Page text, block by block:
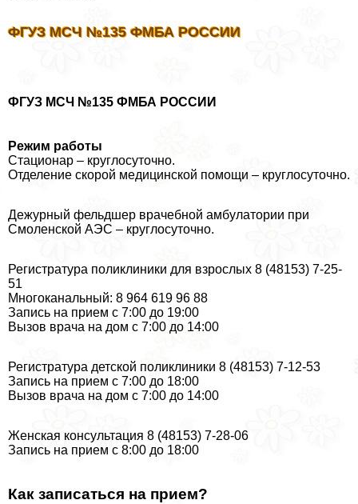
ФГУЗ МСЧ №135 ФМБА РОССИИ
ФГУЗ МСЧ №135 ФМБА РОССИИ
Режим работы
Стационар – круглосуточно.
Отделение скорой медицинской помощи – круглосуточно.
Дежурный фельдшер врачебной амбулатории при
Смоленской АЭС – круглосуточно.
Регистратура поликлиники для взрослых 8 (48153) 7-25-
51
Многокaнaльный: 8 964 619 96 88
Запись на прием с 7:00 до 19:00
Вызов врача на дом с 7:00 до 14:00
Регистратура детской поликлиники 8 (48153) 7-12-53
Запись на прием с 7:00 до 18:00
Вызов врача на дом с 7:00 до 14:00
Женская консультация 8 (48153) 7-28-06
Запись на прием с 8:00 до 18:00
Как записаться на прием?